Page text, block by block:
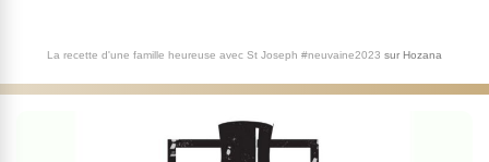
La recette d'une famille heureuse avec St Joseph #neuvaine2023 sur Hozana